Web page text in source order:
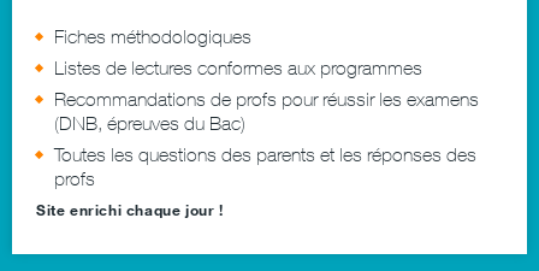
Fiches méthodologiques
Listes de lectures conformes aux programmes
Recommandations de profs pour réussir les examens
(DNB, épreuves du Bac)
Toutes les questions des parents et les réponses des
profs
Site enrichi chaque jour !